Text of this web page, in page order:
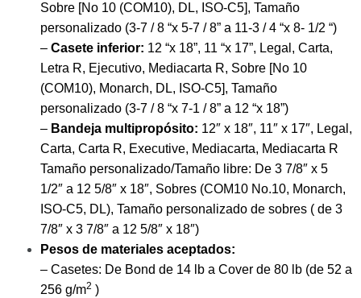
Sobre [No 10 (COM10), DL, ISO-C5], Tamaño
personalizado (3-7 / 8 “x 5-7 / 8” a 11-3 / 4 “x 8- 1/2 “)
– Casete inferior: 12 “x 18”, 11 “x 17”, Legal, Carta,
Letra R, Ejecutivo, Mediacarta R, Sobre [No 10
(COM10), Monarch, DL, ISO-C5], Tamaño
personalizado (3-7 / 8 “x 7-1 / 8” a 12 “x 18”)
– Bandeja multipropósito: 12″ x 18″, 11″ x 17″, Legal,
Carta, Carta R, Executive, Mediacarta, Mediacarta R
Tamaño personalizado/Tamaño libre: De 3 7/8″ x 5
1/2″ a 12 5/8″ x 18″, Sobres (COM10 No.10, Monarch,
ISO-C5, DL), Tamaño personalizado de sobres ( de 3
7/8″ x 3 7/8″ a 12 5/8″ x 18″)
Pesos de materiales aceptados:
– Casetes: De Bond de 14 lb a Cover de 80 lb (de 52 a
256 g/m2 )